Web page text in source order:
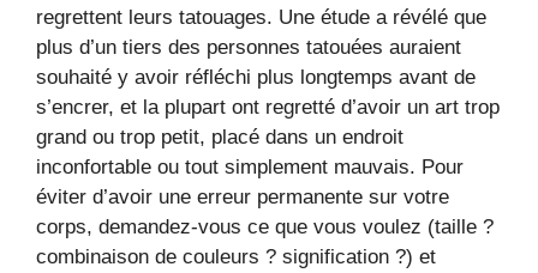
regrettent leurs tatouages. Une étude a révélé que
plus d’un tiers des personnes tatouées auraient
souhaité y avoir réfléchi plus longtemps avant de
s’encrer, et la plupart ont regretté d’avoir un art trop
grand ou trop petit, placé dans un endroit
inconfortable ou tout simplement mauvais. Pour
éviter d’avoir une erreur permanente sur votre
corps, demandez-vous ce que vous voulez (taille ?
combinaison de couleurs ? signification ?) et